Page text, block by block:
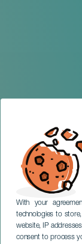
With your
technologies to
website, IP
consent to process